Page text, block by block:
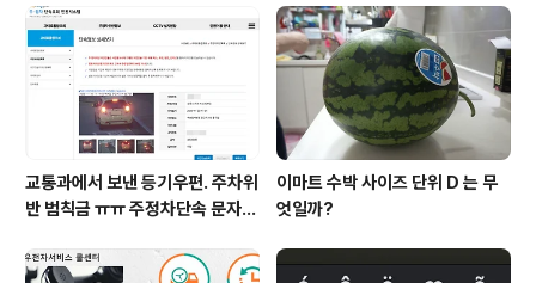
교통과에서 보낸 등기우편. 주차위
반 범칙금 ㅠㅠ 주정차단속 문자알
이마트 수박 사이즈 단위 D 는 무
엇일까?